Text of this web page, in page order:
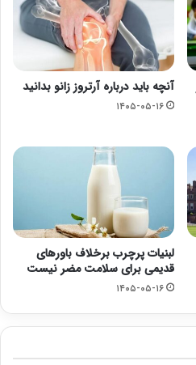
آنچه باید درباره آرتروز زانو بدانید
۱۴۰۵-۰۵-۱۶
لبنیات پرچرب برخلاف باورهای
قدیمی برای سلامت مضر نیست
۱۴۰۵-۰۵-۱۶